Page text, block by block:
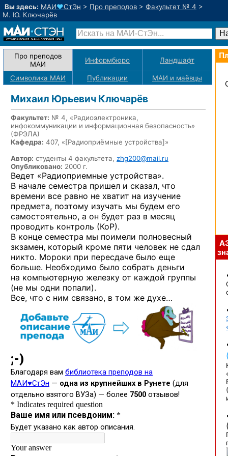
Вы здесь: МАИ♥СтЭн > Про преподов > Факультет № 4 >
М. Ю. Ключарёв
Про преподов
МАИ
Информбюро Ландшафт
Символика МАИ Публикации МАИ и маёвцы
Михаил Юрьевич Ключарёв
Факультет: № 4, «Радиоэлектроника,
инфокоммуникации и информационная безопасность»
(ФРЭЛА)
Кафедра: 407, «[Радиоприёмные устройства]»
Автор: студенты 4 факультета, zhg200@mail.ru
Опубликовано: 2000 г.
Ведет «Радиоприемные устройства».
В начале семестра пришел и сказал, что
времени все равно не хватит на изучение
предмета, поэтому изучать мы будем его
самостоятельно, а он будет раз в месяц
проводить контроль (КоР).
В конце семестра мы поимели полновесный
зкзамен, который кроме пяти человек не сдал
никто. Мороки при пересдаче было еще
больше. Необходимо было собрать деньги
на компьютерную железку от каждой группы
(не мы одни попали).
Все, что с ним связано, в том же духе…
(